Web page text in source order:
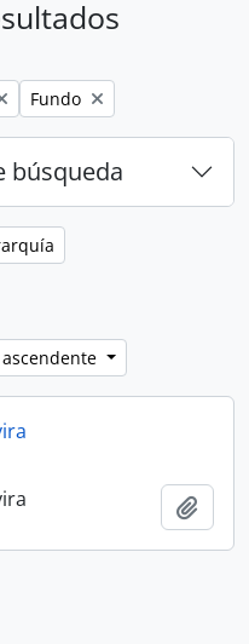
Remove filter:
Fundo
búsqueda